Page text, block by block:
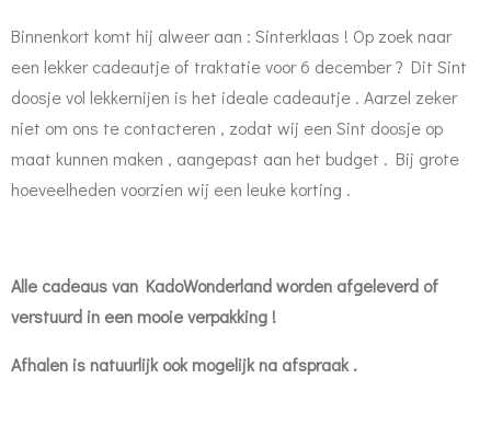
Binnenkort komt hij alweer aan : Sinterklaas ! Op zoek naar
een lekker cadeautje of traktatie voor 6 december ? Dit Sint
doosje vol lekkernijen is het ideale cadeautje . Aarzel zeker
niet om ons te contacteren , zodat wij een Sint doosje op
maat kunnen maken , aangepast aan het budget . Bij grote
hoeveelheden voorzien wij een leuke korting .
Alle cadeaus van KadoWonderland worden afgeleverd of
verstuurd in een mooie verpakking !
Afhalen is natuurlijk ook mogelijk na afspraak .